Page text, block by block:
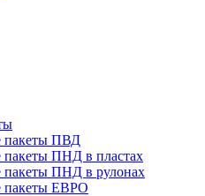
пакеты ПВД
ПНД в пластах
пакеты ПНД в рулонах
пакеты ЕВРО